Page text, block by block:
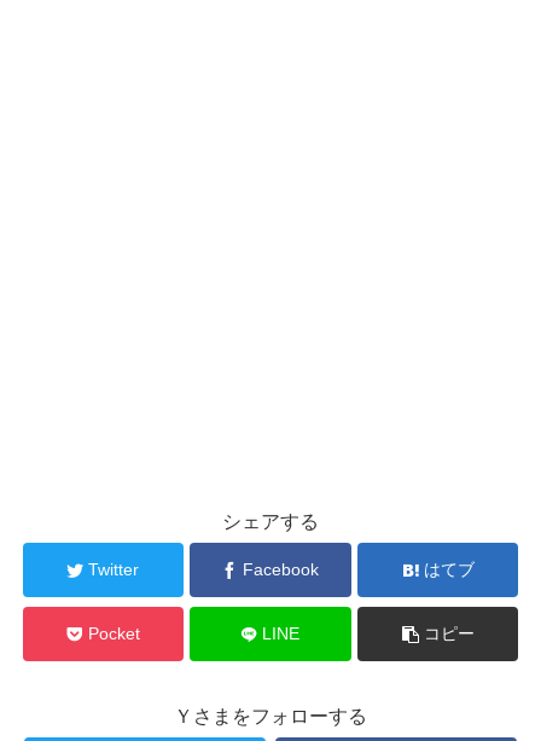
シェアする
Twitter Facebook はてブ
Pocket LINE コピー
Ｙさまをフォローする